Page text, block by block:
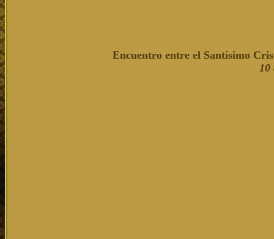
Encuentro entre el Santísimo
10